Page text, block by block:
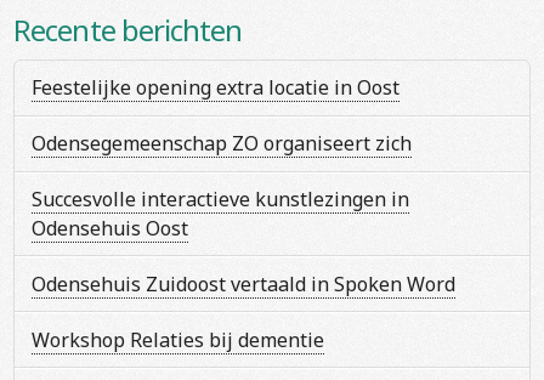
Recente berichten
Feestelijke opening extra locatie in Oost
Odensegemeenschap ZO organiseert zich
Succesvolle interactieve kunstlezingen in
Odensehuis Oost
Odensehuis Zuidoost vertaald in Spoken Word
Workshop Relaties bij dementie